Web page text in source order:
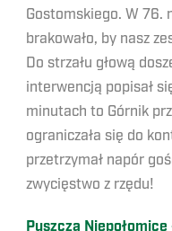
Gostomskiego. W 76.
brakowało, by nasz
Do strzału głową
interwencją popisał
minutach to Górnik
ograniczała się do
przetrzymał napór
zwycięstwo z rzędu!
Puszcza